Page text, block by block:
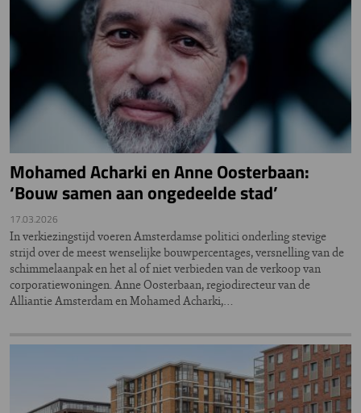
Mohamed Acharki en Anne Oosterbaan:
‘Bouw samen aan ongedeelde stad’
17.03.2026
In verkiezingstijd voeren Amsterdamse politici onderling stevige
strijd over de meest wenselijke bouwpercentages, versnelling van de
schimmelaanpak en het al of niet verbieden van de verkoop van
corporatiewoningen. Anne Oosterbaan, regiodirecteur van de
Alliantie Amsterdam en Mohamed Acharki,…